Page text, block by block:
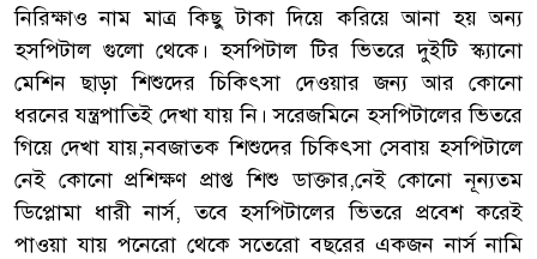
নিরিক্ষাও নাম মাত্র কিছু টাকা দিয়ে করিয়ে আনা হয় অন্য
হসপিটাল গুলো থেকে। হসপিটাল টির ভিতরে দুইটি স্ক্যানো
মেশিন ছাড়া শিশুদের চিকিৎসা দেওয়ার জন্য আর কোনো
ধরনের যন্ত্রপাতিই দেখা যায় নি। সরেজমিনে হসপিটালের ভিতরে
গিয়ে দেখা যায়,নবজাতক শিশুদের চিকিৎসা সেবায় হসপিটালে
নেই কোনো প্রশিক্ষণ প্রাপ্ত শিশু ডাক্তার,নেই কোনো নূন্যতম
ডিপ্লোমা ধারী নার্স, তবে হসপিটালের ভিতরে প্রবেশ করেই
পাওয়া যায় পনেরো থেকে সতেরো বছরের একজন নার্স নামি